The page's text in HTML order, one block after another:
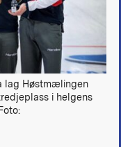
lag Høstmælingen
i helgens